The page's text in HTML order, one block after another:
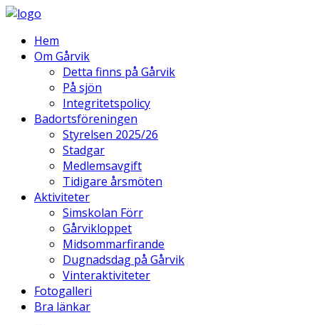
Hem
Om Gårvik
Detta finns på Gårvik
På sjön
Integritetspolicy
Badortsföreningen
Styrelsen 2025/26
Stadgar
Medlemsavgift
Tidigare årsmöten
Aktiviteter
Simskolan Förr
Gårvikloppet
Midsommarfirande
Dugnadsdag på Gårvik
Vinteraktiviteter
Fotogalleri
Bra länkar